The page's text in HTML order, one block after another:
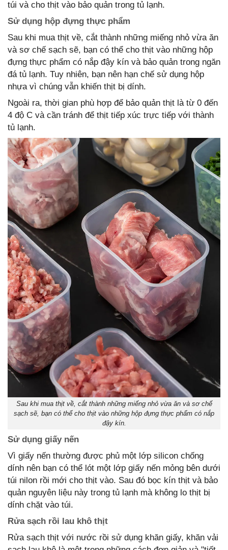
túi và cho thịt vào bảo quản trong tủ lạnh.
Sử dụng hộp đựng thực phẩm
Sau khi mua thịt về, cắt thành những miếng nhỏ vừa ăn
và sơ chế sạch sẽ, bạn có thể cho thịt vào những hộp
đựng thực phẩm có nắp đậy kín và bảo quản trong ngăn
đá tủ lạnh. Tuy nhiên, bạn nên hạn chế sử dụng hộp
nhựa vì chúng vẫn khiến thịt bị dính.
Ngoài ra, thời gian phù hợp để bảo quản thịt là từ 0 đến
4 độ C và cần tránh để thịt tiếp xúc trực tiếp với thành
tủ lạnh.
Sau khi mua thịt về, cắt thành những miếng nhỏ vừa ăn và sơ chế
sạch sẽ, bạn có thể cho thịt vào những hộp đựng thực phẩm có nắp
đậy kín.
Sử dụng giấy nến
Vì giấy nến thường được phủ một lớp silicon chống
dính nên bạn có thể lót một lớp giấy nến mỏng bên dưới
túi nilon rồi mới cho thịt vào. Sau đó bọc kín thịt và bảo
quản nguyên liệu này trong tủ lạnh mà không lo thịt bị
dính chặt vào túi.
Rửa sạch rồi lau khô thịt
Rửa sạch thịt với nước rồi sử dụng khăn giấy, khăn vải